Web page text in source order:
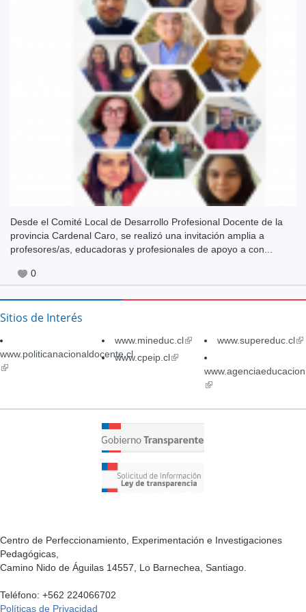
Desde el Comité Local de Desarrollo Profesional Docente de la
provincia Cardenal Caro, se realizó una invitación amplia a
profesores/as, educadoras y profesionales de apoyo a con...
0
Sitios de Interés
www.politicanacionaldocente.cl
(link
www.mineduc.cl(link
external)
www.supereduc.cl
www.cpeip.cl(link
external)(link
external)
Centro de Perfeccionamiento, Experimentación e Investigaciones
Pedagógicas,
Camino Nido de Águilas 14557, Lo Barnechea, Santiago.
Teléfono: +562 224066702
Políticas de Privacidad